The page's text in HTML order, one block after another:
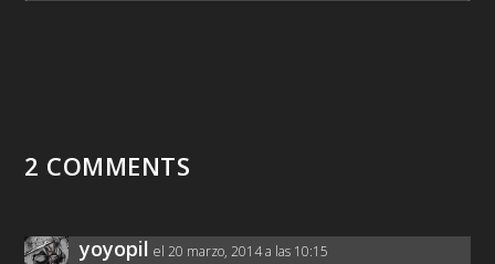
2 COMMENTS
yoyopil el 20 marzo, 2014 a las 10:15